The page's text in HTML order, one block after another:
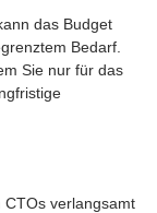
das Budget
Bedarf.
Sie nur für das
CTOs verlangsamt